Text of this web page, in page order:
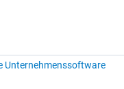
Unternehmenssoftware